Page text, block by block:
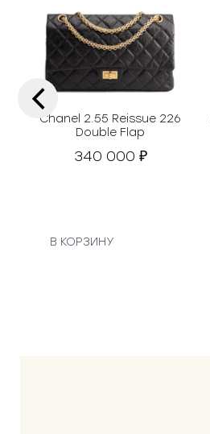
Chanel 2.55 Reissue 226
Double Flap
340 000 ₽
В КОРЗИНУ
‹